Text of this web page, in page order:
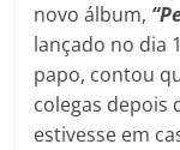
novo álbum,
lançado no dia
papo, contou
colegas depois
estivesse em